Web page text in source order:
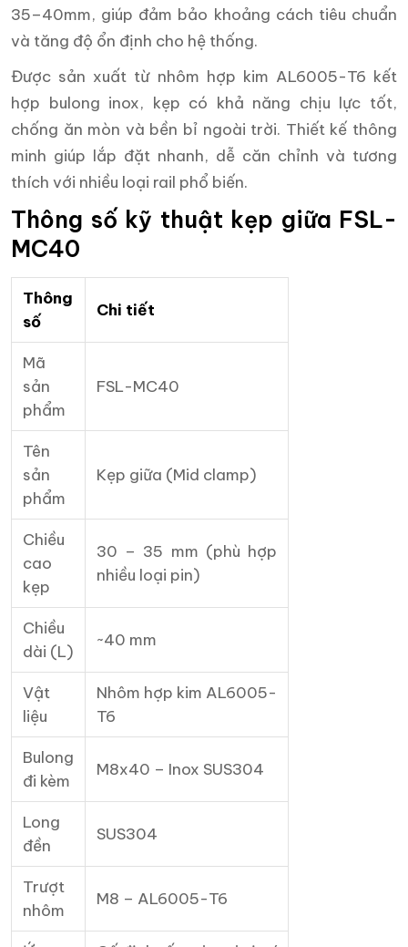
35–40mm, giúp đảm bảo khoảng cách tiêu chuẩn
và tăng độ ổn định cho hệ thống.
Được sản xuất từ nhôm hợp kim AL6005-T6 kết
hợp bulong inox, kẹp có khả năng chịu lực tốt,
chống ăn mòn và bền bỉ ngoài trời. Thiết kế thông
minh giúp lắp đặt nhanh, dễ căn chỉnh và tương
thích với nhiều loại rail phổ biến.
Thông số kỹ thuật kẹp giữa FSL-
MC40
Thông
số
Chi tiết
Mã
sản
phẩm
FSL-MC40
Tên
sản
phẩm
Kẹp giữa (Mid clamp)
Chiều
cao
kẹp
30 – 35 mm (phù hợp
nhiều loại pin)
Chiều
dài (L)
~40 mm
Vật
liệu
Nhôm hợp kim AL6005-
T6
Bulong
đi kèm
M8x40 – Inox SUS304
Long
đền
SUS304
Trượt
nhôm
M8 – AL6005-T6